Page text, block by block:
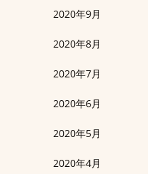
2020年9月
2020年8月
2020年7月
2020年6月
2020年5月
2020年4月